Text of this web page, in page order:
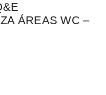
ÁREAS WC –